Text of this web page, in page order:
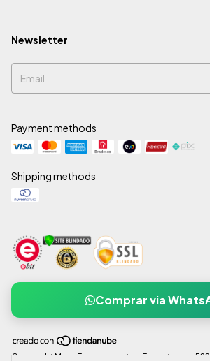
Newsletter
Payment methods
Shipping methods
Comprar via
Copyright Mexx Escapamentos Esportivos -